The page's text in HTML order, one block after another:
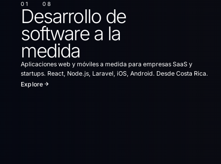
01 08
Desarrollo de
software a la
medida
Aplicaciones web y móviles a medida para empresas SaaS y
startups. React, Node.js, Laravel, iOS, Android. Desde Costa Rica.
Explore